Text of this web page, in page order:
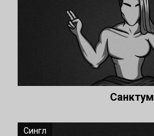
Санктум
Сингл